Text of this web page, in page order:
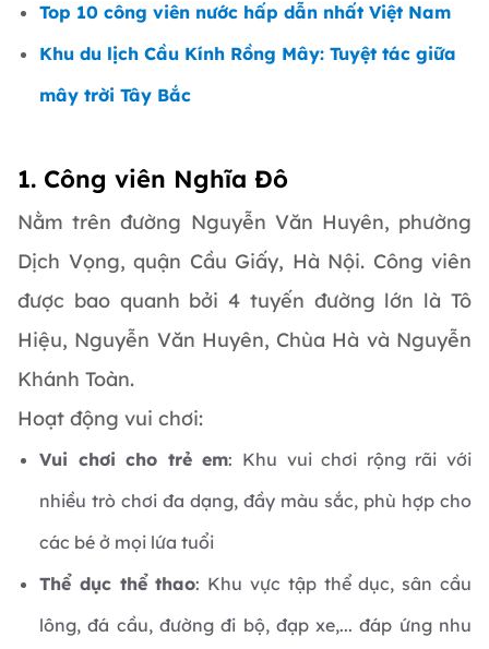
Top 10 công viên nước hấp dẫn nhất Việt Nam
Khu du lịch Cầu Kính Rồng Mây: Tuyệt tác giữa
mây trời Tây Bắc
1. Công viên Nghĩa Đô
Nằm trên đường Nguyễn Văn Huyên, phường
Dịch Vọng, quận Cầu Giấy, Hà Nội. Công viên
được bao quanh bởi 4 tuyến đường lớn là Tô
Hiệu, Nguyễn Văn Huyên, Chùa Hà và Nguyễn
Khánh Toàn.
Hoạt động vui chơi:
Vui chơi cho trẻ em: Khu vui chơi rộng rãi với
nhiều trò chơi đa dạng, đầy màu sắc, phù hợp cho
các bé ở mọi lứa tuổi
Thể dục thể thao: Khu vực tập thể dục, sân cầu
lông, đá cầu, đường đi bộ, đạp xe,... đáp ứng nhu